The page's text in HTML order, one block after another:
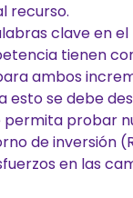
recurso.
clave en
tienen
ambos
esto se debe
probar
de inversión
en las